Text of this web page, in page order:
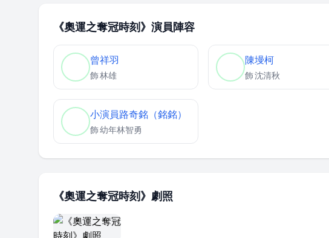
《奧運之奪冠時刻》演員陣容
曾祥羽
飾林雄
陳墁柯
飾沈清秋
小演員路奇銘（銘銘）
飾幼年林智勇
《奧運之奪冠時刻》劇照